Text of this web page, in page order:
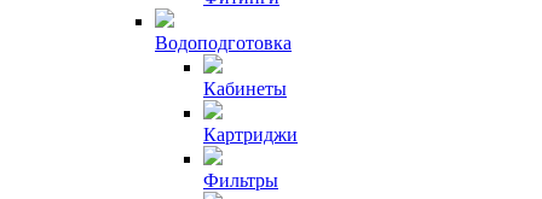
Водоподготовка
Кабинеты
Картриджи
Фильтры